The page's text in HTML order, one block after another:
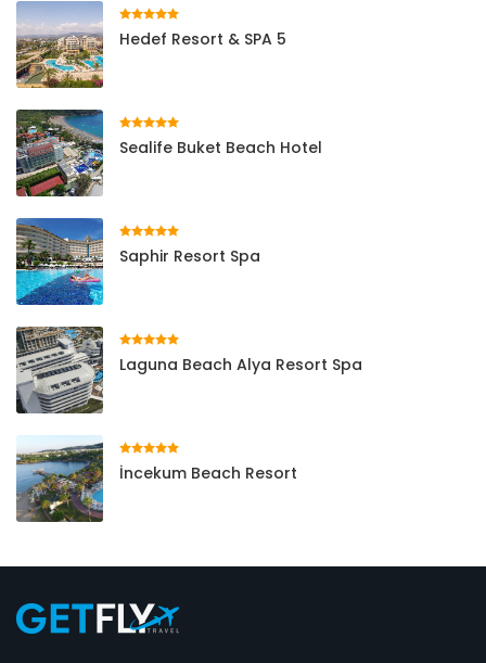
Hedef Resort & SPA 5
Sealife Buket Beach Hotel
Saphir Resort Spa
Laguna Beach Alya Resort Spa
İncekum Beach Resort